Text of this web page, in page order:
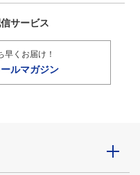
サービス
早くお届け！
ルマガジン